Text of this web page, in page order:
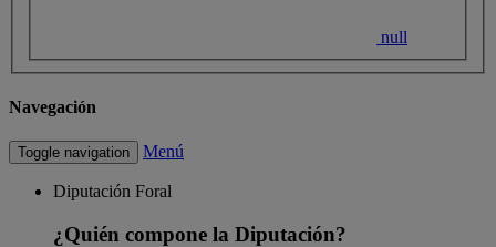
null
Navegación
Toggle navigation Menú
Diputación Foral
¿Quién compone la Diputación?